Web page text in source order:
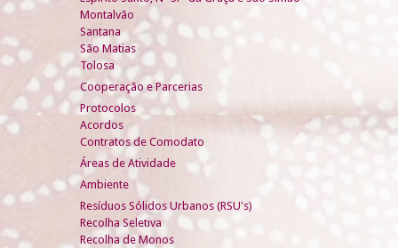
Montalvão
Santana
São Matias
Tolosa
Cooperação e Parcerias
Protocolos
Acordos
Contratos de Comodato
Áreas de Atividade
Ambiente
Resíduos Sólidos Urbanos (RSU's)
Recolha Seletiva
Recolha de Monos